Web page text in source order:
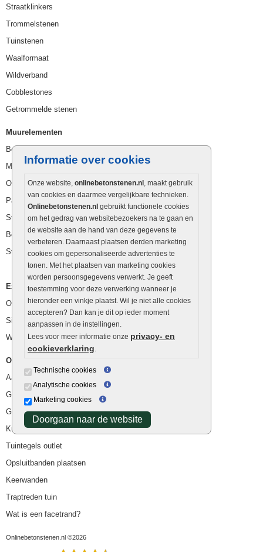
Informatie over cookies
Onze website, onlinebetonstenen.nl , maakt gebruik
van cookies en daarmee vergelijkbare technieken.
Onlinebetonstenen.nl gebruikt functionele cookies
om het gedrag van websitebezoekers na te gaan en
de website aan de hand van deze gegevens te
verbeteren. Daarnaast plaatsen derden marketing
cookies om gepersonaliseerde advertenties te
tonen. Met het plaatsen van marketing cookies
worden persoonsgegevens verwerkt. Je geeft
toestemming voor deze verwerking wanneer je
hieronder een vinkje plaatst. Wil je niet alle cookies
accepteren? Dan kan je dit op ieder moment
aanpassen in de instellingen.
Lees voor meer informatie onze privacy- en
cookieverklaring.
Technische cookies
Analytische cookies
Marketing cookies
Doorgaan naar de website
Straatklinkers
Trommelstenen
Tuinstenen
Waalformaat
Wildverband
Cobblestones
Getrommelde stenen
Muurelementen
Betonbielzen
Muurstenen
Opsluitbanden
Palissaden
Stapelblokken
Betonblokken
Stapelstenen
Extra benodigdheden
Ophoogzand
Siergrind en siersplit
Waterafvoer
Overig
Aanbiedingen
Goedkope bestrating
Goedkope tuintegels
Kunstgras
Tuintegels outlet
Opsluitbanden plaatsen
Keerwanden
Traptreden tuin
Wat is een facetrand?
Onlinebetonstenen.nl ©2026